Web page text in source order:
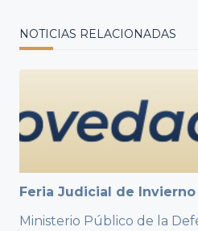
NOTICIAS RELACIONADAS
Feria Judicial de Invierno
Ministerio Público de la